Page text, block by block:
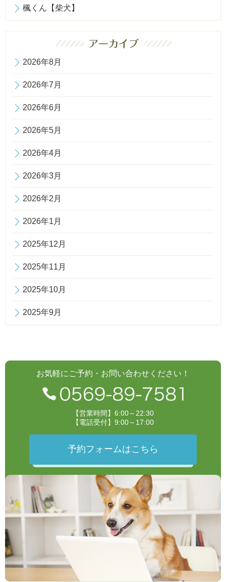
楓くん【柴犬】
2026年8月
2026年7月
2026年6月
2026年5月
2026年4月
2026年3月
2026年2月
2026年1月
2025年12月
2025年11月
2025年10月
2025年9月
お気軽にご予約・お問い合わせください！
【営業時間】6:00～22:30
【電話受付】9:00～17:00
予約フォームはこちら